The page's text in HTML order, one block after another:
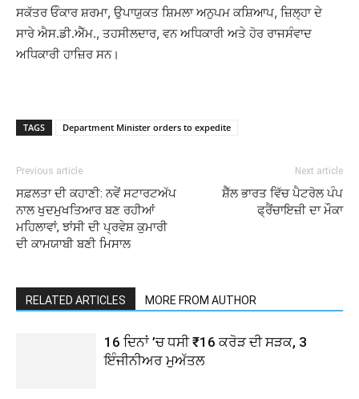
ਸਕੱਤਰ ਓੰਕਾਰ ਸ਼ਰਮਾ, ਉਪਾਯੁਕਤ ਸ਼ਿਮਲਾ ਅਨੁਪਮ ਕਸ਼ਿਆਪ, ਜ਼ਿਲ੍ਹਾ ਦੇ
ਸਾਰੇ ਐਸ.ਡੀ.ਐੱਮ., ਤਹਸੀਲਦਾਰ, ਵਨ ਅਧਿਕਾਰੀ ਅਤੇ ਹੋਰ ਰਾਜਸੰਵਾਦ
ਅਧਿਕਾਰੀ ਹਾਜ਼ਿਰ ਸਨ।
TAGS Department Minister orders to expedite
Previous article
ਸਫ਼ਲਤਾ ਦੀ ਕਹਾਣੀ: ਨਵੇਂ ਸਟਾਰਟਅੱਪ
ਨਾਲ ਖੁਦਮੁਖਤਿਆਰ ਬਣ ਰਹੀਆਂ
ਮਹਿਲਾਵਾਂ, ਝਾਂਸੀ ਦੀ ਪ੍ਰਵੇਸ਼ ਕੁਮਾਰੀ
ਦੀ ਕਾਮਯਾਬੀ ਬਣੀ ਮਿਸਾਲ
Next article
ਸ਼ੈੱਲ ਭਾਰਤ ਵਿੱਚ ਪੈਟਰੋਲ ਪੰਪ
ਫ੍ਰੈਂਚਾਇਜ਼ੀ ਦਾ ਮੌਕਾ
RELATED ARTICLES MORE FROM AUTHOR
16 ਦਿਨਾਂ ’ਚ ਧਸੀ ₹16 ਕਰੋੜ ਦੀ ਸੜਕ, 3
ਇੰਜੀਨੀਅਰ ਮੁਅੱਤਲ